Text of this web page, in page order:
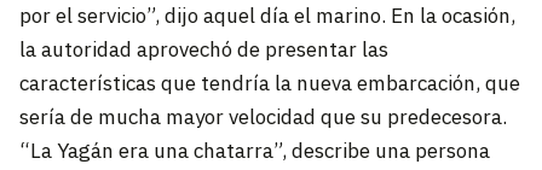
por el servicio”, dijo aquel día el marino. En la ocasión,
la autoridad aprovechó de presentar las
características que tendría la nueva embarcación, que
sería de mucha mayor velocidad que su predecesora.
“La Yagán era una chatarra”, describe una persona